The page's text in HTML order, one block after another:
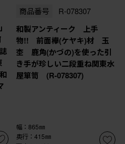
商品番号 R-078307
和製アンティーク 上手
物!! 前面欅(ケヤキ)材 玉
杢 鹿角(かづの)を使った引
き手が珍しい二段重ね関東水
屋箪笥 (R-078307)
幅：865㎜
奥行：415㎜